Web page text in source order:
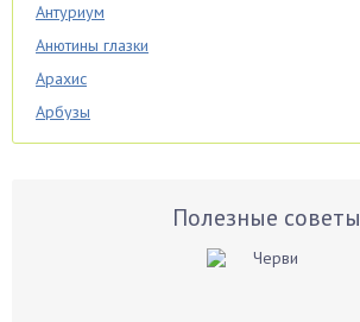
Антуриум
Анютины глазки
Арахис
Арбузы
Аспарагус
Полезные советы